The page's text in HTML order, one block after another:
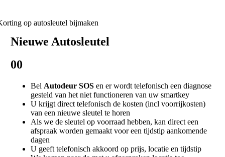
Nieuwe Autosleutel
00
Bel Autodeur SOSen er wordt telefonisch een diagnose
gesteld van het niet functioneren van uw smartkey
U krijgt direct telefonisch de kosten (incl voorrijkosten)
van een nieuwe sleutel te horen
Als we de sleutel op voorraad hebben, kan direct een
afspraak worden gemaakt voor een tijdstip aankomende
dagen
U geeft telefonisch akkoord op prijs, locatie en tijdstip